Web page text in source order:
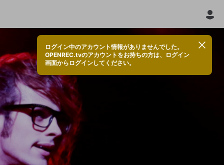
ログイン中のアカウント情報がありませんでした。
OPENREC.tvのアカウントをお持ちの方は、ログイン
画面からログインしてください。